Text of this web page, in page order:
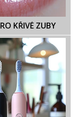
KŘIVÉ ZUBY